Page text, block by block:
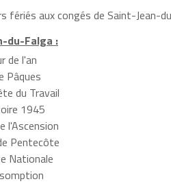
fériés aux congés de Saint-
du-Falga :
de l'an
Pâques
du Travail
1945
l'Ascension
Pentecôte
Nationale